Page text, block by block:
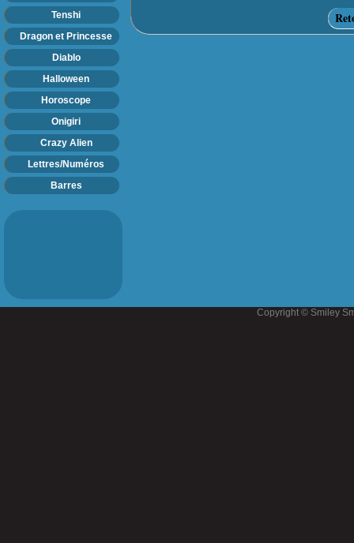
Tenshi
Dragon et Princesse
Diablo
Halloween
Horoscope
Onigiri
Crazy Alien
Lettres/Numéros
Barres
Copyright © Smiley